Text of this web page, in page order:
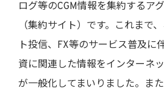
ログ等のCGM情報を集約するア
（集約サイト）です。これまで
ト投信、FX等のサービス普及に
資に関連した情報をインターネ
が一般化してまいりました。ま